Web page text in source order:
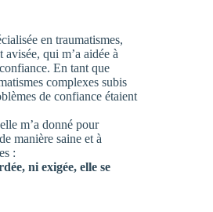
en traumatismes,
qui m’a aidée à
En tant que
complexes subis
de confiance étaient
m’a donné pour
manière saine et à
:
ni exigée, elle se